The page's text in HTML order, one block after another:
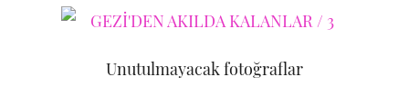
Unutulmayacak fotoğraflar